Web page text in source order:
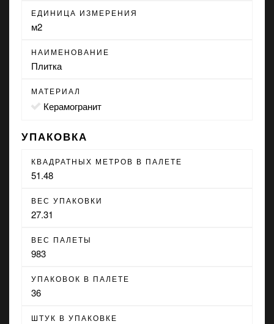
ЕДИНИЦА ИЗМЕРЕНИЯ
м2
НАИМЕНОВАНИЕ
Плитка
МАТЕРИАЛ
Керамогранит
УПАКОВКА
КВАДРАТНЫХ МЕТРОВ В ПАЛЕТЕ
51.48
ВЕС УПАКОВКИ
27.31
ВЕС ПАЛЕТЫ
983
УПАКОВОК В ПАЛЕТЕ
36
ШТУК В УПАКОВКЕ